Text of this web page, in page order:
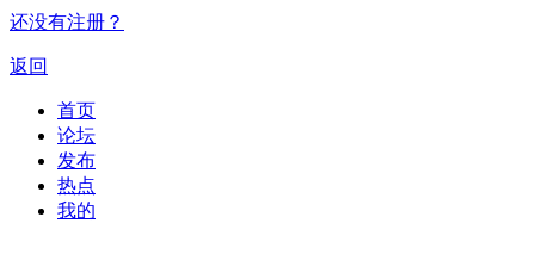
还没有注册？
返回
首页
论坛
发布
热点
我的